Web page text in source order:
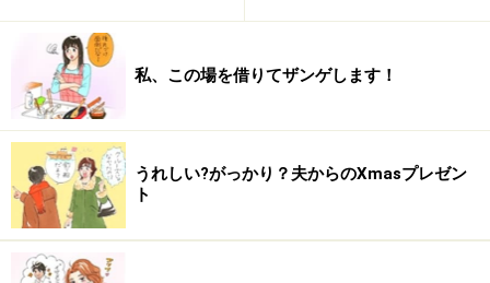
私、この場を借りてザンゲします！
うれしい?がっかり？夫からのXmasプレゼン
ト